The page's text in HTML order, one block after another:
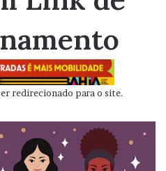
redirecionado para o site.